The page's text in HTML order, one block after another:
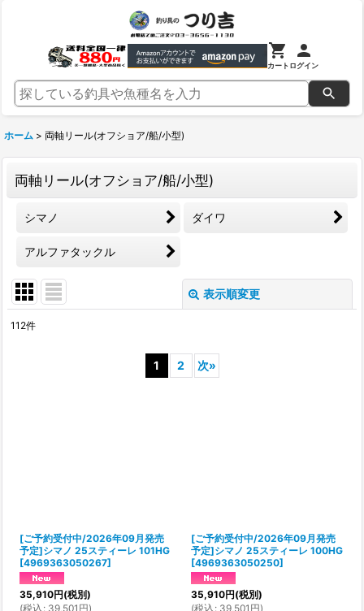
カートログイン
ホーム > 両軸リール(オフショア/船/小型)
両軸リール(オフショア/船/小型)
シマノ ダイワ
アルファタックル
表示順変更
112件
1 2 次»
[ご予約受付中/2026年09月発売
予定]シマノ 25スティーレ 101HG
[4969363050267]
35,910円(税別)
(税込 : 39,501 円)
[ご予約受付中/2026年09月発売
予定]シマノ 25スティーレ 100HG
[4969363050250]
35,910円(税別)
(税込 : 39,501 円)